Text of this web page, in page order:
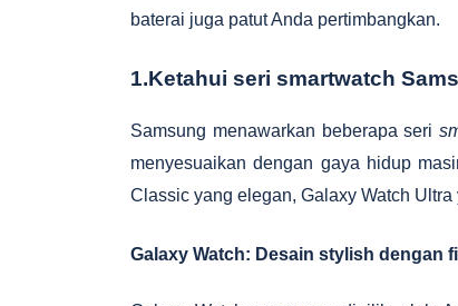
baterai juga patut Anda pertimbangkan.
1.Ketahui seri smartwatch
Samsung menawarkan beberapa seri
menyesuaikan dengan gaya hidup
Classic yang elegan, Galaxy Watch
Galaxy Watch: Desain stylish dengan